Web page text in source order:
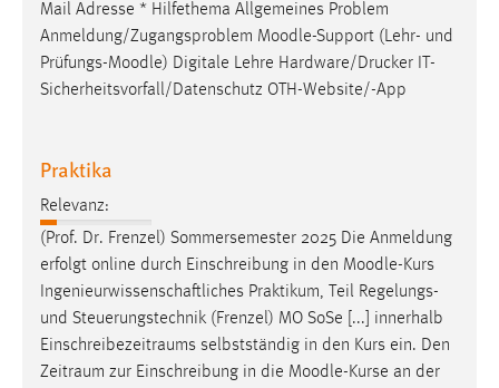
Mail Adresse * Hilfethema Allgemeines Problem
Anmeldung/Zugangsproblem Moodle-Support (Lehr- und
Prüfungs-Moodle) Digitale Lehre Hardware/Drucker IT-
Sicherheitsvorfall/Datenschutz OTH-Website/-App
Praktika
Relevanz:
(Prof. Dr. Frenzel) Sommersemester 2025 Die Anmeldung
erfolgt online durch Einschreibung in den Moodle-Kurs
Ingenieurwissenschaftliches Praktikum, Teil Regelungs-
und Steuerungstechnik (Frenzel) MO SoSe [...] innerhalb
Einschreibezeitraums selbstständig in den Kurs ein. Den
Zeitraum zur Einschreibung in die Moodle-Kurse an der
Facebook Pixel
Name:
Facebook
Conversion-Tracking
Cookie Laufzeit: